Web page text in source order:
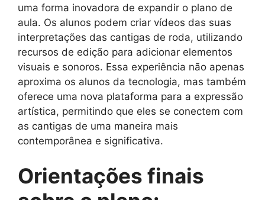
uma forma inovadora de expandir o plano de
aula. Os alunos podem criar vídeos das suas
interpretações das cantigas de roda, utilizando
recursos de edição para adicionar elementos
visuais e sonoros. Essa experiência não apenas
aproxima os alunos da tecnologia, mas também
oferece uma nova plataforma para a expressão
artística, permitindo que eles se conectem com
as cantigas de uma maneira mais
contemporânea e significativa.
Orientações finais